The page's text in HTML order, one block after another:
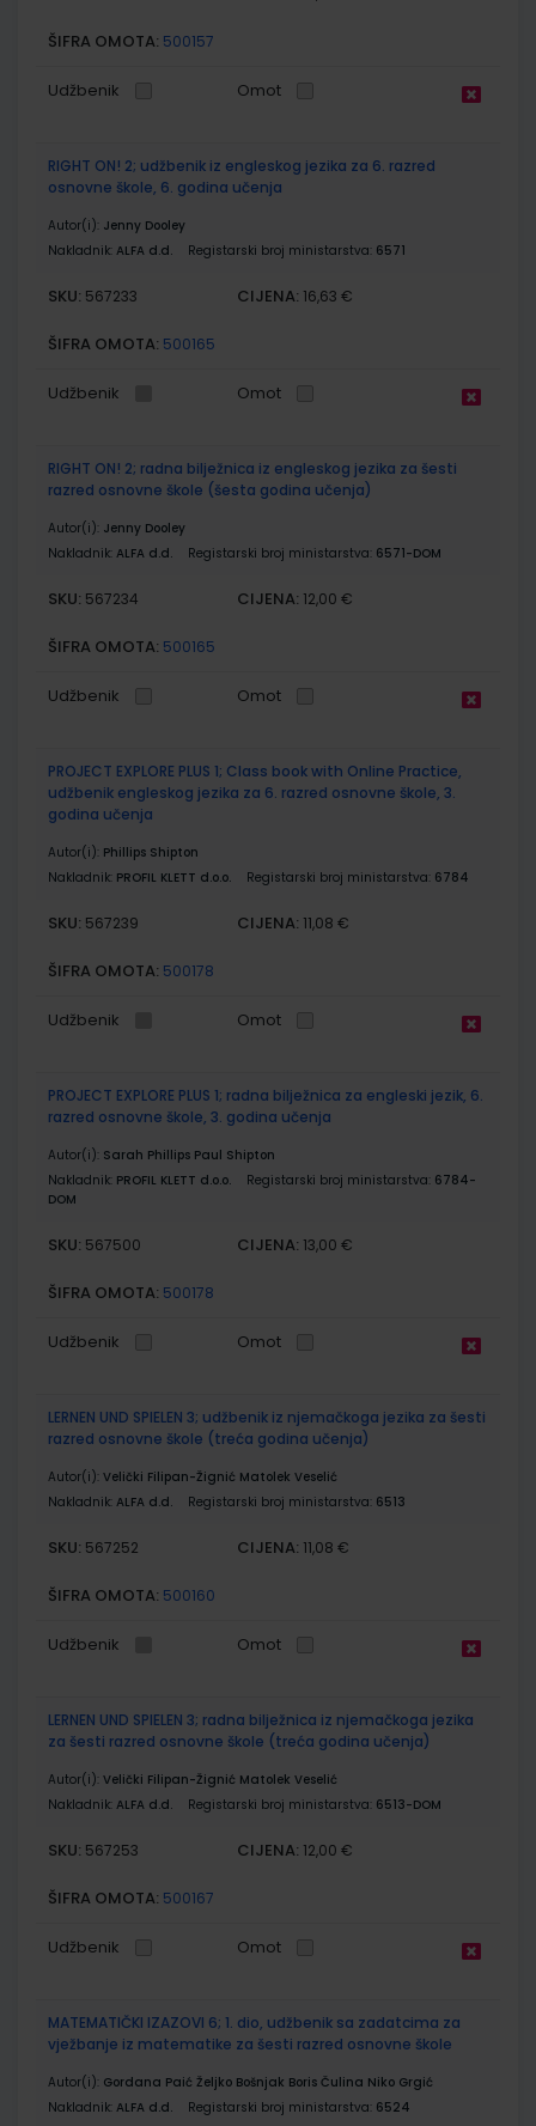
ŠIFRA OMOTA: 500157
Udžbenik Omot
RIGHT ON! 2; udžbenik iz engleskog jezika za 6. razred
osnovne škole, 6. godina učenja
Autor(i): Jenny Dooley
Nakladnik: ALFA d.d. Registarski broj ministarstva: 6571
SKU: 567233 CIJENA: 16,63 €
ŠIFRA OMOTA: 500165
Udžbenik Omot
RIGHT ON! 2; radna bilježnica iz engleskog jezika za šesti
razred osnovne škole (šesta godina učenja)
Autor(i): Jenny Dooley
Nakladnik: ALFA d.d. Registarski broj ministarstva: 6571-DOM
SKU: 567234 CIJENA: 12,00 €
ŠIFRA OMOTA: 500165
Udžbenik Omot
PROJECT EXPLORE PLUS 1; Class book with Online Practice,
udžbenik engleskog jezika za 6. razred osnovne škole, 3.
godina učenja
Autor(i): Phillips Shipton
Nakladnik: PROFIL KLETT d.o.o. Registarski broj ministarstva: 6784
SKU: 567239 CIJENA: 11,08 €
ŠIFRA OMOTA: 500178
Udžbenik Omot
PROJECT EXPLORE PLUS 1; radna bilježnica za engleski jezik, 6.
razred osnovne škole, 3. godina učenja
Autor(i): Sarah Phillips Paul Shipton
Nakladnik: PROFIL KLETT d.o.o. Registarski broj ministarstva: 6784-
DOM
SKU: 567500 CIJENA: 13,00 €
ŠIFRA OMOTA: 500178
Udžbenik Omot
LERNEN UND SPIELEN 3; udžbenik iz njemačkoga jezika za šesti
razred osnovne škole (treća godina učenja)
Autor(i): Velički Filipan-Žignić Matolek Veselić
Nakladnik: ALFA d.d. Registarski broj ministarstva: 6513
SKU: 567252 CIJENA: 11,08 €
ŠIFRA OMOTA: 500160
Udžbenik Omot
LERNEN UND SPIELEN 3; radna bilježnica iz njemačkoga jezika
za šesti razred osnovne škole (treća godina učenja)
Autor(i): Velički Filipan-Žignić Matolek Veselić
Nakladnik: ALFA d.d. Registarski broj ministarstva: 6513-DOM
SKU: 567253 CIJENA: 12,00 €
ŠIFRA OMOTA: 500167
Udžbenik Omot
MATEMATIČKI IZAZOVI 6; 1. dio, udžbenik sa zadatcima za
vježbanje iz matematike za šesti razred osnovne škole
Autor(i): Gordana Paić Željko Bošnjak Boris Čulina Niko Grgić
Nakladnik: ALFA d.d. Registarski broj ministarstva: 6524